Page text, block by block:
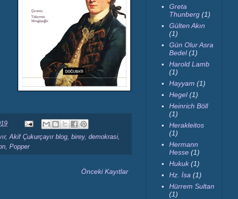
, Akif Çukurçayır blog birey, demokrasi
Popper
Önceki Kayıtlar
Greta
Thunberg (1)
Gülten Akın
(1)
Gün Olur Asra
Bedel (1)
Harold Lamb
(1)
Hayyam (1)
Hegel (1)
Heinrich Böll
(1)
Herakleitos
(1)
Hermann
Hesse (1)
Hukuk (1)
Hz. İsa (1)
Hürrem Sultan
(1)